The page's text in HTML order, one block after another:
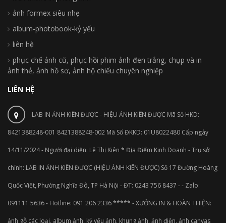
ảnh formex siêu nhẹ
album-photobook-kỷ yếu
liên hệ
phục chế ảnh cũ, phục hồi phim ảnh đen trắng, chụp và in
ảnh thẻ, ảnh hồ sơ, ảnh hộ chiếu chuyên nghiệp
LIÊN HỆ
LAB IN ẢNH KIÊN ĐƯỢC - HIỆU ẢNH KIÊN ĐƯỢC Mã Số HKD:
8421388248-001 8421388248-002 Mã Số ĐKKD: 01U8022480 Cấp ngày
14/11/2024 - Người đại diện: Lê Thị Kiên * Địa Điểm Kinh Doanh - Trụ sở
chính: LAB IN ẢNH KIÊN ĐƯỢC (HIỆU ẢNH KIÊN ĐƯỢC) Số 17 Đường Hoàng
Quốc Việt, Phường Nghĩa Đô, TP Hà Nội - ĐT: 0243 756 8437 - - Zalo:
091111 5636 - Hotline: 091 206 2336 ***** - XƯỞNG IN & HOÀN THIỆN:
ảnh gỗ các loại, album ảnh, kỷ yếu ảnh, khung ảnh, ảnh điện, ảnh canvas